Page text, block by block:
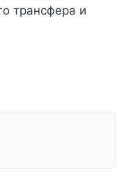
трансфера и